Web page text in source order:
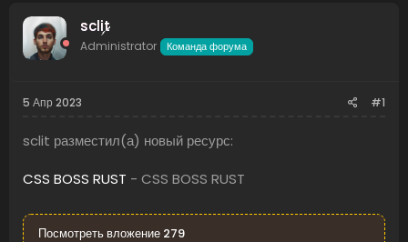
ы
л
а
sclit
Administrator Команда форума
5 Апр 2023 #1
sclit разместил(а) новый ресурс:
CSS BOSS RUST - CSS BOSS RUST
Посмотреть вложение 279